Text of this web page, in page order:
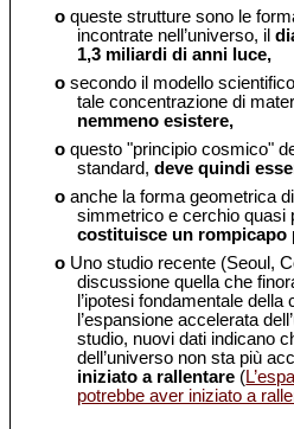
o queste strutture sono le
incontrate nell’universo, il
1,3 miliardi di anni luce,
o secondo il modello
tale concentrazione di
nemmeno esistere,
o questo "principio cosmico"
standard,deve quindi
o anche la forma geometrica
simmetrico e cerchio quasi
costituisce un rompicapo
o Uno studio recente (Seoul,
discussione quella che
l’ipotesi fondamentale
l’espansione accelerata
studio, nuovi dati indicano
dell’universo non sta più
iniziato a rallentare (
potrebbe aver iniziato a